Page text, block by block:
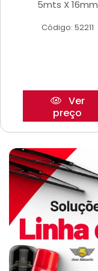
5mts X 16mm
Código: 52211
Ver
preço